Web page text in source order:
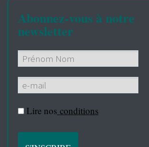
Abonnez-vous à notre
newsletter
Lire nos conditions